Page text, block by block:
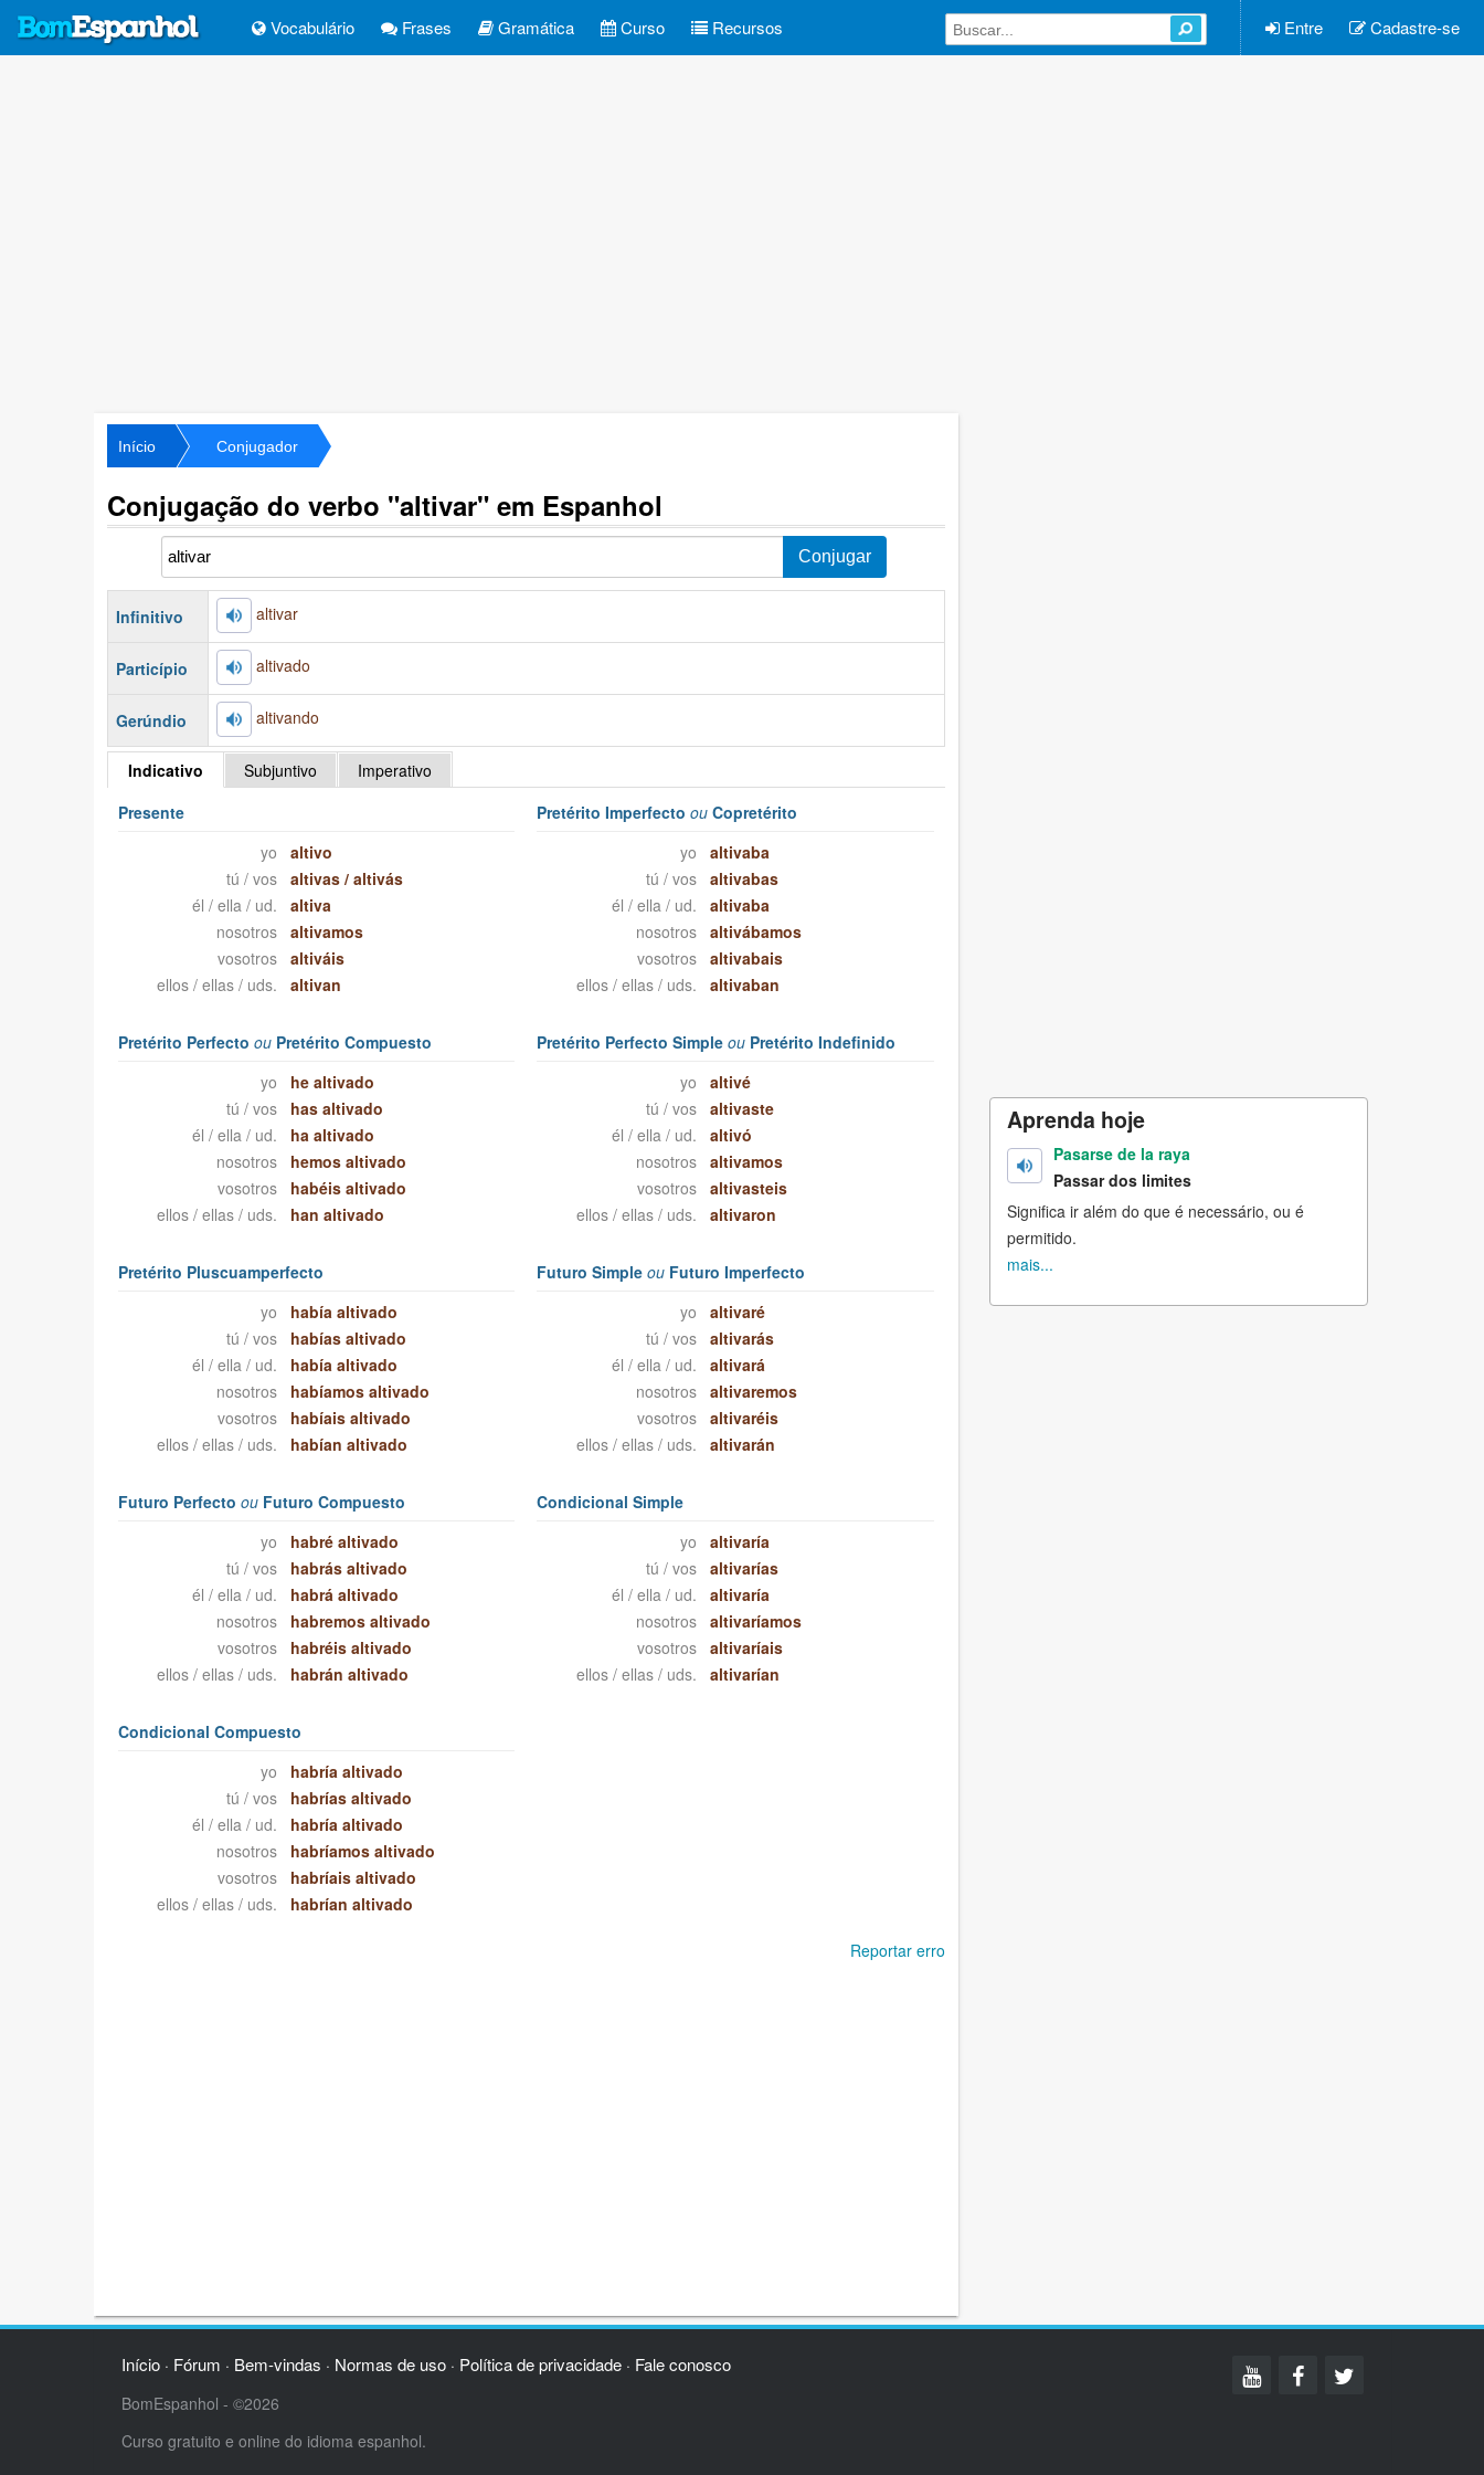
Vocabulário Frases Gramática Curso Recursos Entre Cadastre-se
Início Conjugador
Conjugação do verbo "altivar" em Espanhol
Infinitivo altivar
Particípio altivado
Gerúndio altivando
Indicativo Subjuntivo
Imperativo
Presente
yo
altivo
tú / vos
altivas /altivás
él / ella / ud.
altiva
nosotros
altivamos
vosotros
altiváis
ellos / ellas / uds.
altivan
Pretérito Imperfectoou Copretérito
yo
altivaba
tú / vos
altivabas
él / ella / ud.
altivaba
nosotros
altivábamos
vosotros
altivabais
ellos / ellas / uds.
altivaban
Pretérito Perfecto ouPretérito Compuesto
yo
he altivado
tú / vos
has altivado
él / ella / ud.
ha altivado
nosotros
hemos altivado
vosotros
habéis altivado
ellos / ellas / uds.
han altivado
Pretérito Perfecto Simpleou Pretérito Indefinido
yo
altivé
tú / vos
altivaste
él / ella / ud.
altivó
nosotros
altivamos
vosotros
altivasteis
ellos / ellas / uds.
altivaron
Pretérito Pluscuamperfecto
yo
había altivado
tú / vos
habías altivado
él / ella / ud.
había altivado
nosotros
habíamos altivado
vosotros
habíais altivado
ellos / ellas / uds.
habían altivado
Futuro Simpleou Futuro Imperfecto
yo
altivaré
tú / vos
altivarás
él / ella / ud.
altivará
nosotros
altivaremos
vosotros
altivaréis
ellos / ellas / uds.
altivarán
Futuro Perfecto ouFuturo Compuesto
yo
habré altivado
tú / vos
habrás altivado
él / ella / ud.
habrá altivado
nosotros
habremos altivado
vosotros
habréis altivado
ellos / ellas / uds.
habrán altivado
Condicional Simple
yo
altivaría
tú / vos
altivarías
él / ella / ud.
altivaría
nosotros
altivaríamos
vosotros
altivaríais
ellos / ellas / uds.
altivarían
Condicional Compuesto
yo
habría altivado
tú / vos
habrías altivado
él / ella / ud.
habría altivado
nosotros
habríamos altivado
vosotros
habríais altivado
ellos / ellas / uds.
habrían altivado
Reportar erro
Aprenda hoje
Pasarse de la raya
Passar dos limites
Significa ir além do que é necessário, ou é
permitido.
mais...
Início· Fórum · Bem-vindas · Normas de uso· Política de privacidade· Fale conosco
BomEspanhol - ©2026
Curso gratuito e online do idioma espanhol.